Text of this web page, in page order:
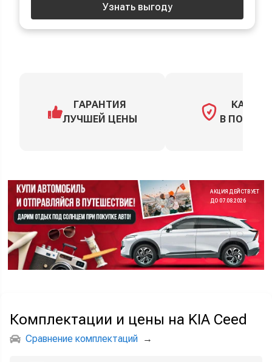
Узнать выгоду
ГАРАНТИЯ
ЛУЧШЕЙ ЦЕНЫ
КАСКО
В
АКЦИЯ ДЕЙСТВУЕТ
ДО 07.08.2026
Комплектации и цены на KIA Ceed
Сравнение комплектаций →